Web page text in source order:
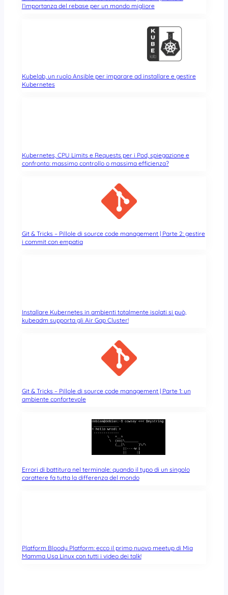
l’importanza del rebase per un mondo migliore
Kubelab, un ruolo Ansible per imparare ad installare e gestire
Kubernetes
Kubernetes, CPU Limits e Requests per i Pod, spiegazione e
confronto: massimo controllo o massima efficienza?
Git & Tricks – Pillole di source code management | Parte 2: gestire
i commit con empatia
Installare Kubernetes in ambienti totalmente isolati si può,
kubeadm supporta gli Air Gap Cluster!
Git & Tricks – Pillole di source code management | Parte 1: un
ambiente confortevole
Errori di battitura nel terminale: quando il typo di un singolo
carattere fa tutta la differenza del mondo
Platform Bloody Platform: ecco il primo nuovo meetup di Mia
Mamma Usa Linux con tutti i video dei talk!